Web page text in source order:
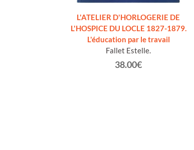
L'ATELIER D'HORLOGERIE DE
L'HOSPICE DU LOCLE 1827-1879.
L'éducation par le travail
Fallet Estelle.
38.00€